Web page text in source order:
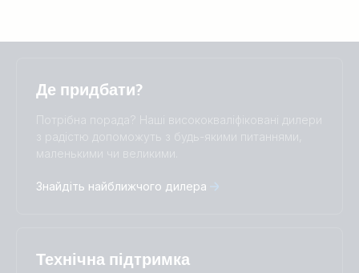
Українська
Change language
Čeština
Dansk
Deutsch
Italiano
Magyar
Suomalainen
Svenska
Stay up to date
Subscribe
Де придбати?
Потрібна порада? Наші висококваліфіковані дилери
з радістю допоможуть з будь-якими питаннями,
маленькими чи великими.
Знайдіть найближчого дилера
Технічна підтримка